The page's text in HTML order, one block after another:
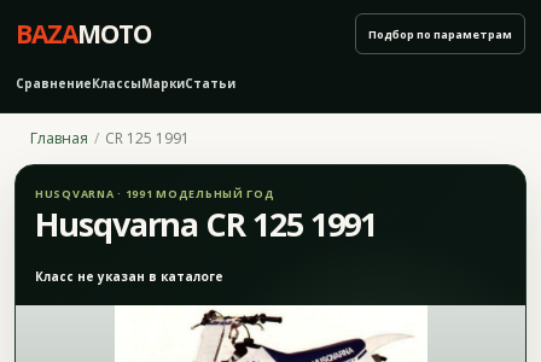
BAZAMOTO
СравнениеКлассыМаркиСтатьи
Подбор по параметрам
Главная CR 125 1991
HUSQVARNA · 1991 МОДЕЛЬНЫЙ ГОД
Husqvarna CR 125 1991
Класс не указан в каталоге